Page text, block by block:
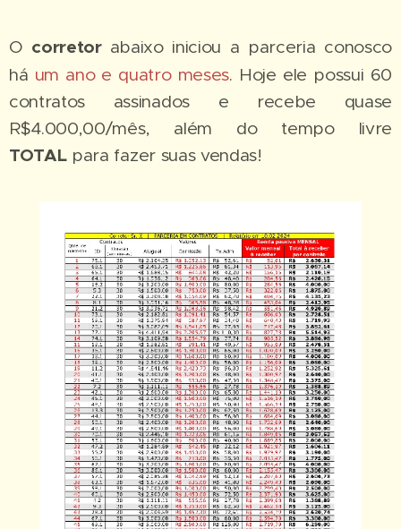
O corretor abaixo iniciou a parceria conosco
há um ano e quatro meses. Hoje ele possui 60
contratos assinados e recebe quase
R$4.000,00/mês, além do tempo livre
TOTALpara fazer suas vendas! 👇